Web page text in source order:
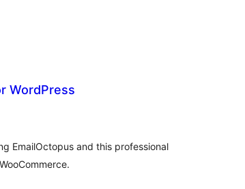
WordPress
EmailOctopus and this professional